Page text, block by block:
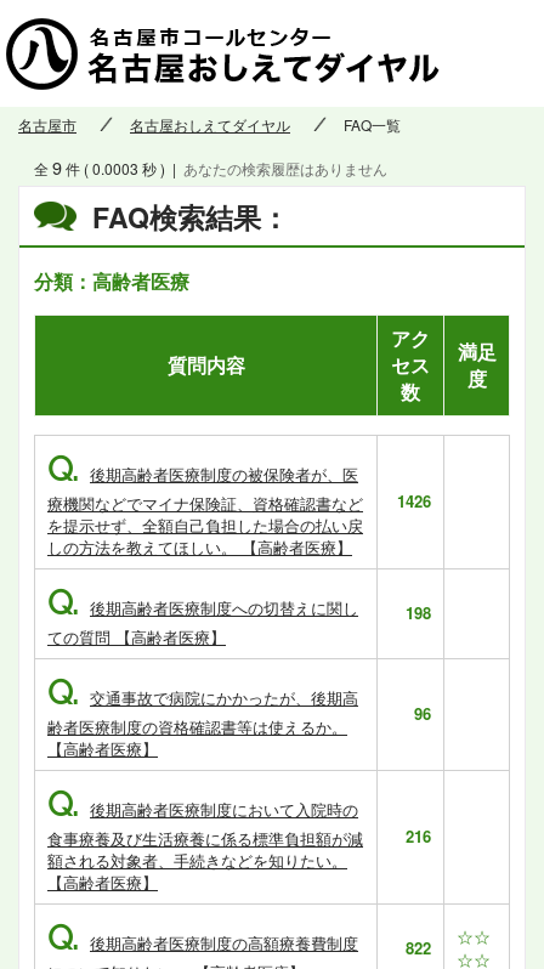
名古屋市 名古屋おしえてダイヤル FAQ一覧
FAQ検索結果：
分類：高齢者医療
全9件 ( 0.0003 秒 ) | あなたの検索履歴はありません
質問内容
アク
セス
数
満足
度
Q. 後期高齢者医療制度の被保険者が、医
療機関などでマイナ保険証、資格確認書など
を提示せず、全額自己負担した場合の払い戻
しの方法を教えてほしい。 【高齢者医療】
1426
Q. 後期高齢者医療制度への切替えに関し
ての質問 【高齢者医療】
198
Q. 交通事故で病院にかかったが、後期高
齢者医療制度の資格確認書等は使えるか。
【高齢者医療】
96
Q. 後期高齢者医療制度において入院時の
食事療養及び生活療養に係る標準負担額が減
額される対象者、手続きなどを知りたい。
【高齢者医療】
216
Q. 後期高齢者医療制度の高額療養費制度
822
☆☆
☆☆